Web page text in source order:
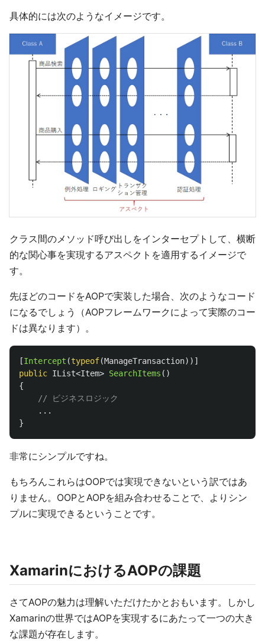
具体的には次のようなイメージです。
クラス間のメソッド呼び出しをインターセプトして、横断
的な関心事を実現するアスペクトを適用するイメージで
す。
先ほどのコードをAOPで実装した場合、次のようなコード
になるでしょう（AOPフレームワークによって実際のコー
ドは異なります）。
[Intercept (typeof(ManageTransaction))]
public IList<Item> SearchItems ()
{
// ビジネスロジック
...
}
非常にシンプルですね。
もちろんこれらはOOPでは実現できないという訳ではあ
りません。OOPとAOPを組み合わせることで、よりシン
プルに実現できるということです。
XamarinにおけるAOPの課題
さてAOPの魅力は理解いただけたかとおもいます。しかし
Xamarinの世界ではAOPを実現するにあたって一つの大き
な課題が存在します。